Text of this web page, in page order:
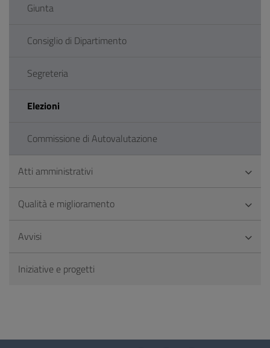
Giunta
Consiglio di Dipartimento
Segreteria
Elezioni
Commissione di Autovalutazione
Atti amministrativi
Qualità e miglioramento
Avvisi
Iniziative e progetti